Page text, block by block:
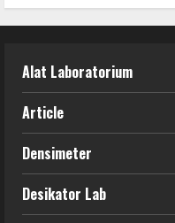
Alat Laboratorium
Article
Densimeter
Desikator Lab